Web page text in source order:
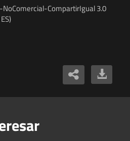
CompartirIgual 3.0